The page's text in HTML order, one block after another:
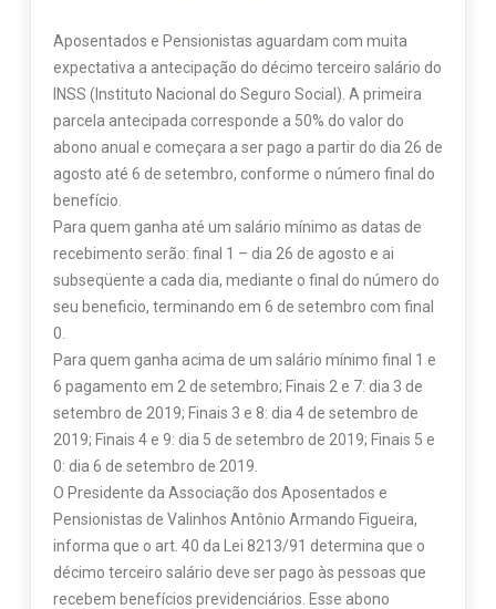
Aposentados e Pensionistas aguardam com muita
expectativa a antecipação do décimo terceiro salário do
INSS (Instituto Nacional do Seguro Social). A primeira
parcela antecipada corresponde a 50% do valor do
abono anual e começara a ser pago a partir do dia 26 de
agosto até 6 de setembro, conforme o número final do
benefício.
Para quem ganha até um salário mínimo as datas de
recebimento serão: final 1 – dia 26 de agosto e ai
subseqüente a cada dia, mediante o final do número do
seu beneficio, terminando em 6 de setembro com final
0.
Para quem ganha acima de um salário mínimo final 1 e
6 pagamento em 2 de setembro; Finais 2 e 7: dia 3 de
setembro de 2019; Finais 3 e 8: dia 4 de setembro de
2019; Finais 4 e 9: dia 5 de setembro de 2019; Finais 5 e
0: dia 6 de setembro de 2019.
O Presidente da Associação dos Aposentados e
Pensionistas de Valinhos Antônio Armando Figueira,
informa que o art. 40 da Lei 8213/91 determina que o
décimo terceiro salário deve ser pago às pessoas que
recebem benefícios previdenciários. Esse abono